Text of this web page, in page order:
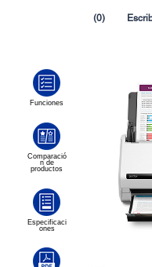
Sin
página.
(0)